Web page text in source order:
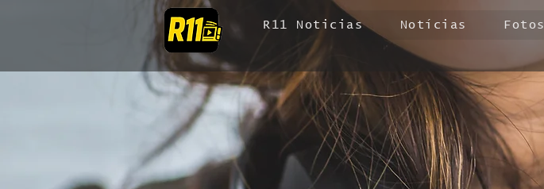
R11 Noticias Notícias Fotos